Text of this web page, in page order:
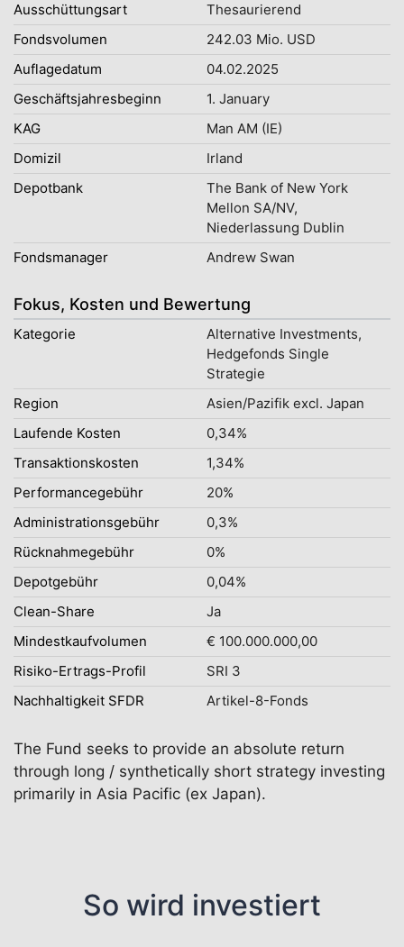
Ausschüttungsart
Thesaurierend
Fondsvolumen
242.03 Mio. USD
Auflagedatum
04.02.2025
Geschäftsjahresbeginn
1. January
KAG
Man AM (IE)
Domizil
Irland
Depotbank
The Bank of New York
Mellon SA/NV,
Niederlassung Dublin
Fondsmanager
Andrew Swan
Fokus, Kosten und Bewertung
Kategorie
Alternative Investments,
Hedgefonds Single
Strategie
Region
Asien/Pazifik excl. Japan
Laufende Kosten
0,34%
Transaktionskosten
1,34%
Performancegebühr
20%
Administrationsgebühr
0,3%
Rücknahmegebühr
0%
Depotgebühr
0,04%
Clean-Share
Ja
Mindestkaufvolumen
€ 100.000.000,00
Risiko-Ertrags-Profil
SRI 3
Nachhaltigkeit SFDR
Artikel-8-Fonds
The Fund seeks to provide an absolute return
through long / synthetically short strategy investing
primarily in Asia Pacific (ex Japan).
So wird investiert